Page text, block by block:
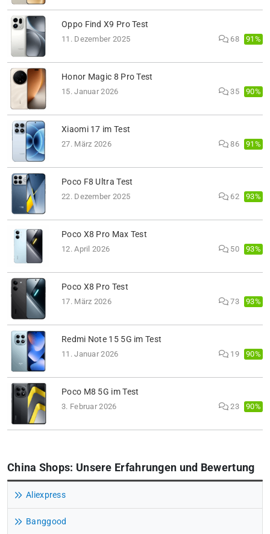
Oppo Find X9 Pro Test
11. Dezember 2025 68 91%
Honor Magic 8 Pro Test
15. Januar 2026 35 90%
Xiaomi 17 im Test
27. März 2026 86 91%
Poco F8 Ultra Test
22. Dezember 2025 62 93%
Poco X8 Pro Max Test
12. April 2026 50 93%
Poco X8 Pro Test
17. März 2026 73 93%
Redmi Note 15 5G im Test
11. Januar 2026 19 90%
Poco M8 5G im Test
3. Februar 2026 23 90%
China Shops: Unsere Erfahrungen und Bewertung
Aliexpress
Banggood